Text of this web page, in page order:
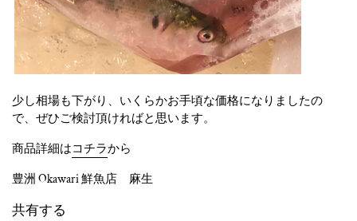
共有する
少し相場も下がり、いくらかお手頃な価格になりましたの
で、ぜひご検討頂ければと思います。
商品詳細はコチラから
豊洲 Okawari 鮮魚店 麻生